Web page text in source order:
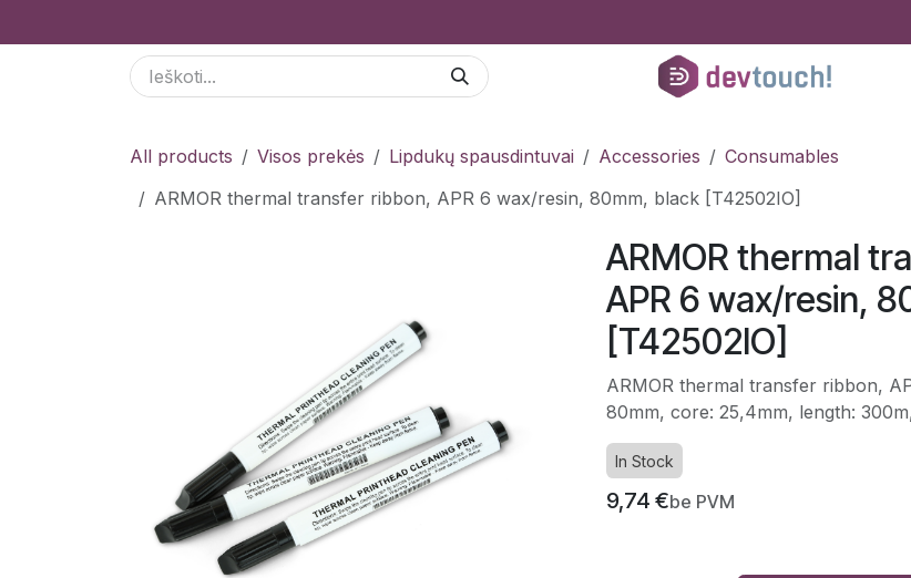
All products Visos prekės Lipdukų spausdintuvai Accessories
Consumables
ARMOR thermal transfer ribbon, APR 6 wax/resin, 80mm, black [T42502IO]
ARMOR thermal
APR 6 wax/resin,
[T42502IO]
ARMOR thermal transfer ribbon,
80mm, core: 25,4mm, length:
In Stock
9,74 €be PVM